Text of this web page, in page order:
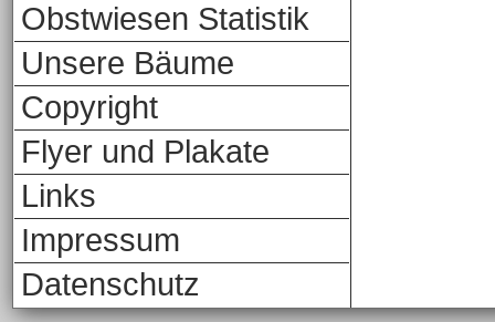
Obstwiesen Statistik
Unsere Bäume
Copyright
Flyer und Plakate
Links
Impressum
Datenschutz